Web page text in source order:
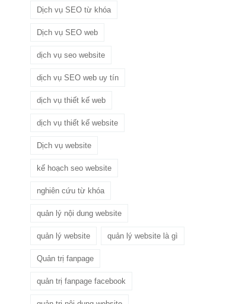
Dịch vụ SEO từ khóa
Dịch vụ SEO web
dịch vụ seo website
dịch vụ SEO web uy tín
dịch vụ thiết kế web
dịch vụ thiết kế website
Dịch vụ website
kế hoạch seo website
nghiên cứu từ khóa
quản lý nội dung website
quản lý website quản lý website là gì
Quản trị fanpage
quản trị fanpage facebook